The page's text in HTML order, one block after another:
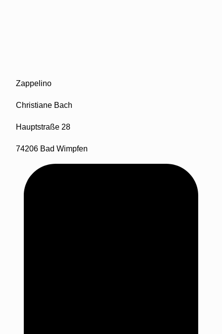
Zappelino
Christiane Bach
Hauptstraße 28
74206 Bad Wimpfen